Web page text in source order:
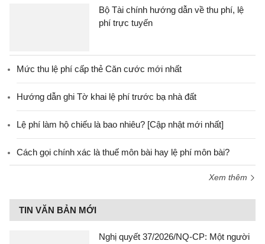
Bộ Tài chính hướng dẫn về thu phí, lệ
phí trực tuyến
Mức thu lệ phí cấp thẻ Căn cước mới nhất
Hướng dẫn ghi Tờ khai lệ phí trước bạ nhà đất
Lệ phí làm hộ chiếu là bao nhiêu? [Cập nhật mới nhất]
Cách gọi chính xác là thuế môn bài hay lệ phí môn bài?
Xem thêm
TIN VĂN BẢN MỚI
Nghị quyết 37/2026/NQ-CP: Một người